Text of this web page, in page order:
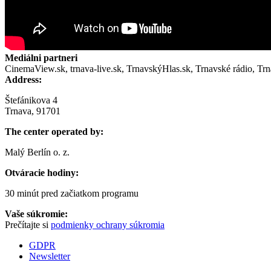
Mediálni partneri
CinemaView.sk, trnava-live.sk, TrnavskýHlas.sk, Trnavské rádio,
Address:
Štefánikova 4
Trnava, 91701
The center operated by:
Malý Berlín o. z.
Otváracie hodiny:
30 minút pred začiatkom programu
Vaše súkromie:
Prečítajte si podmienky ochrany súkromia
GDPR
Newsletter